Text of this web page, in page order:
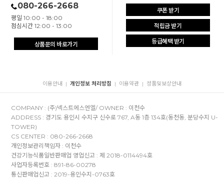
080-266-2668
평일 10:00 - 18:00
점심시간 12:00 - 13:00
상품문의 바로가기
쿠폰 받기
적립금 받기
등급혜택 받기
이용안내 | 개인정보 처리방침 | 이용약관 | 정품및보상안내
COMPANY : (주)넥스트에스엔엘/ OWNER : 이천수
ADDRESS : 경기도 용인시 수지구 신수로 767, A동 1층 134호(동천동, 분당수지 U-
TOWER)
CS CENTER : 080-266-2668
개인정보관리책임자 : 이천수
건강기능식품일반판매업 영업신고 : 제 2018-0114494호
사업자등록번호 : 891-86-00278
통신판매업신고 : 2019-용인수지-0763호